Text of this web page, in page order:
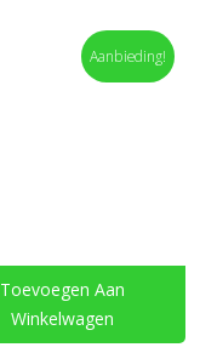
Aanbieding!
Toevoegen Aan
Winkelwagen